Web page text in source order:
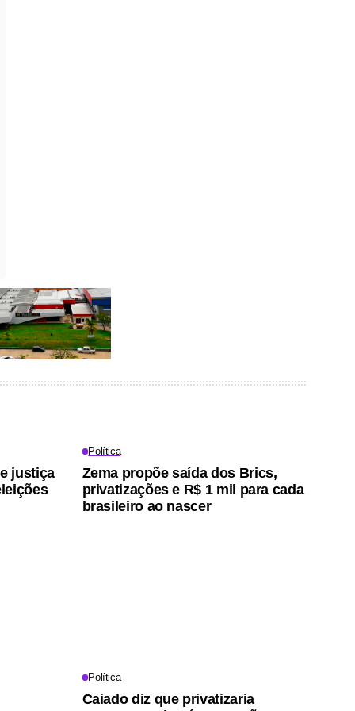
justiça
Política
Zema propõe saída dos Brics,
privatizações e R$ 1 mil para cada
brasileiro ao nascer
Política
Caiado diz que privatizaria